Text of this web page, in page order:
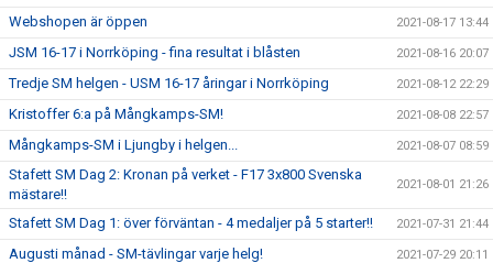
Webshopen är öppen 2021-08-17 13:44
JSM 16-17 i Norrköping - fina resultat i blåsten 2021-08-16 20:07
Tredje SM helgen - USM 16-17 åringar i Norrköping 2021-08-12 22:29
Kristoffer 6:a på Mångkamps-SM! 2021-08-08 22:57
Mångkamps-SM i Ljungby i helgen... 2021-08-07 08:59
Stafett SM Dag 2: Kronan på verket - F17 3x800 Svenska
mästare!!
2021-08-01 21:26
Stafett SM Dag 1: över förväntan - 4 medaljer på 5 starter!! 2021-07-31 21:44
Augusti månad - SM-tävlingar varje helg! 2021-07-29 20:11